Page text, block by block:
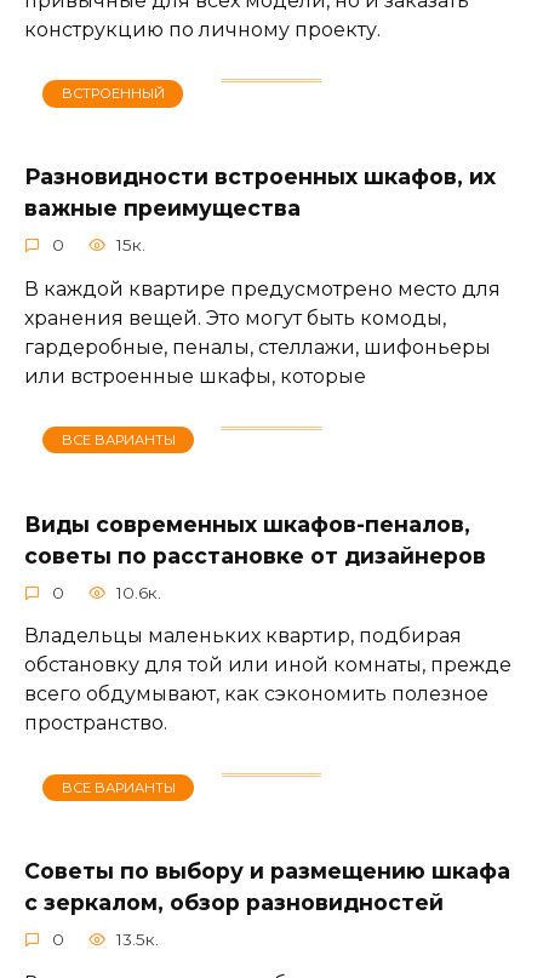
конструкцию по личному проекту.
ВСТРОЕННЫЙ
Разновидности встроенных шкафов, их
важные преимущества
0 15к.
В каждой квартире предусмотрено место для
хранения вещей. Это могут быть комоды,
гардеробные, пеналы, стеллажи, шифоньеры
или встроенные шкафы, которые
ВСЕ ВАРИАНТЫ
Виды современных шкафов-пеналов,
советы по расстановке от дизайнеров
0 10.6к.
Владельцы маленьких квартир, подбирая
обстановку для той или иной комнаты, прежде
всего обдумывают, как сэкономить полезное
пространство.
ВСЕ ВАРИАНТЫ
Советы по выбору и размещению шкафа
с зеркалом, обзор разновидностей
0 13.5к.